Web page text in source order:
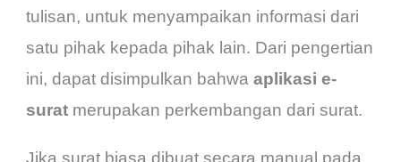
tulisan, untuk menyampaikan informasi dari
satu pihak kepada pihak lain. Dari pengertian
ini, dapat disimpulkan bahwaaplikasi e-
surat merupakan perkembangan dari surat.
Jika surat biasa dibuat secara manual pada